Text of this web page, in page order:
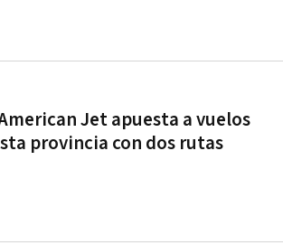
Jet apuesta a vuelos
provincia con dos rutas